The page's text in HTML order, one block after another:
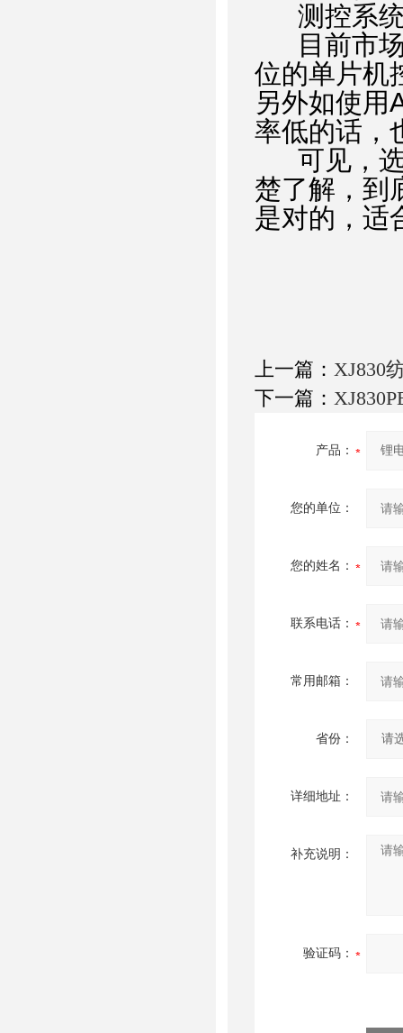
测控系
目前市
位的单片机
另外如使用
率低的话，
可见，
楚了解，到
是对的，适
上一篇： XJ830
下一篇：
产品：
您的单位：
您的姓名：
联系电话：
常用邮箱：
省份：
详细地址：
补充说明：
验证码：